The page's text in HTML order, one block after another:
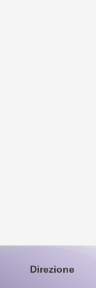
Direzione